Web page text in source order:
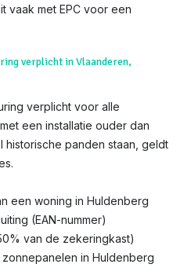
vaak met EPC voor een
verplicht in Vlaanderen,
verplicht voor alle
een installatie ouder dan
historische panden staan, geldt
een woning in Huldenberg
(EAN-nummer)
van de zekeringkast)
in Huldenberg